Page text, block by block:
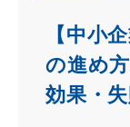
【中小
の進め
効果・